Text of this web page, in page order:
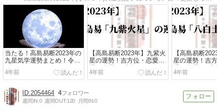
当たる！高島易断2023年の
九星気学運勢まとめ！令和
5年
4年前
【高島易断2023年】九紫火
星の運勢！吉方位・恋愛
運・金運を解説
4年前
【高島易断
星の運勢！吉
運・金運を解説
4年前
2054464 4
週間IN:0 週間OUT:120 月間IN:0